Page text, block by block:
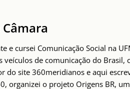
e cursei Comunicação Social na
veículos de comunicação do Brasil,
do site 360meridianos e aqui
organizei o projeto Origens BR,